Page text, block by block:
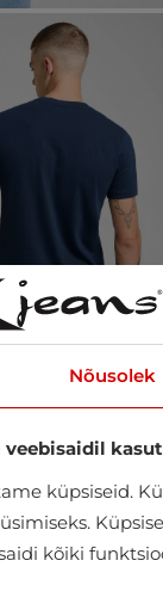
poest
Nõusolek
veebisaidil
küpsiseid.
kõiki